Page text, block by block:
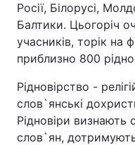
Росії, Білорусі,
Балтики. Цьогоріч
учасників, торік на
приблизно 800
Рідновірство -
слов`янські
Рідновіри визнають
слов`ян,